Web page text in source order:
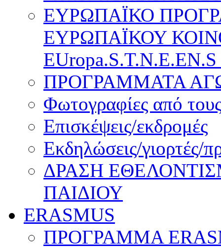
ΕΥΡΩΠΑΪΚΟ
ΕΥΡΩΠΑΪΚΟΥ
ΠΡΟΓΡΑΜΜΑΤΑ
Φωτογραφίες από
Επισκέψεις/εκδρομές
Εκδηλώσεις/γιορτές/
ΔΡΑΣΗ
ΠΑΙΔΙΟΥ
ERASMUS
ΠΡΟΓΡΑΜΜΑ